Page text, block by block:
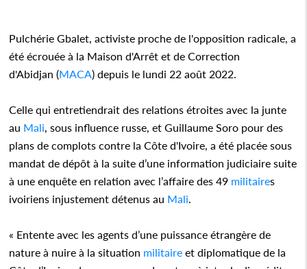
Pulchérie Gbalet, activiste proche de l'opposition radicale, a
été écrouée à la Maison d'Arrêt et de Correction
d'Abidjan (MACA) depuis le lundi 22 août 2022.
Celle qui entretiendrait des relations étroites avec la junte
au Mali, sous influence russe, et Guillaume Soro pour des
plans de complots contre la Côte d'Ivoire, a été placée sous
mandat de dépôt à la suite d’une information judiciaire suite
à une enquête en relation avec l’affaire des 49 militaires
ivoiriens injustement détenus au Mali.
« Entente avec les agents d’une puissance étrangère de
nature à nuire à la situation militaire et diplomatique de la